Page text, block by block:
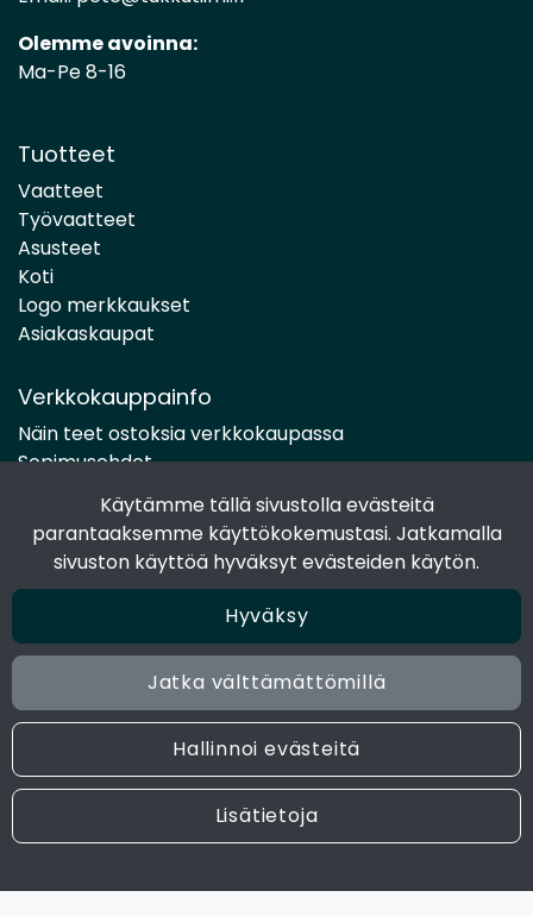
Käytämme tällä sivustolla evästeitä
parantaaksemme käyttökokemustasi. Jatkamalla
sivuston käyttöä hyväksyt evästeiden käytön.
Hyväksy
Jatka välttämättömillä
Hallinnoi evästeitä
Lisätietoja
Olemme avoinna:
Ma-Pe 8-16
Tuotteet
Vaatteet
Työvaatteet
Asusteet
Koti
Logo merkkaukset
Asiakaskaupat
Verkkokauppainfo
Näin teet ostoksia verkkokaupassa
Sopimusehdot
Toimitustavat
Maksutavat
Tietosuojaseloste
Seuraa sosiaalisessa mediassa
Facebook
Instagram
© 2024 Joen Tukkutiimi. All rights reserved. Site by